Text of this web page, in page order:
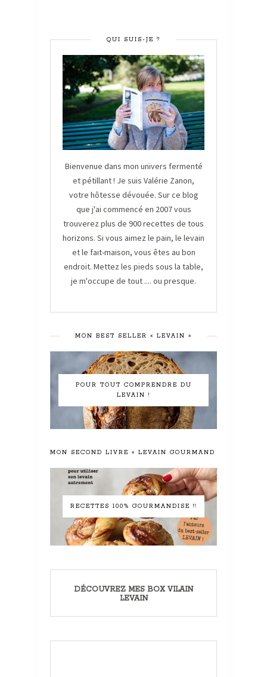
QUI SUIS-JE ?
Bienvenue dans mon univers fermenté
et pétillant ! Je suis Valérie Zanon,
votre hôtesse dévouée. Sur ce blog
que j'ai commencé en 2007 vous
trouverez plus de 900 recettes de tous
horizons. Si vous aimez le pain, le levain
et le fait-maison, vous êtes au bon
endroit. Mettez les pieds sous la table,
je m'occupe de tout .... ou presque.
MON BEST SELLER « LEVAIN »
POUR TOUT COMPRENDRE DU
LEVAIN !
MON SECOND LIVRE « LEVAIN GOURMAND »
RECETTES 100% GOURMANDISE !!
DÉCOUVREZ MES BOX VILAIN
LEVAIN